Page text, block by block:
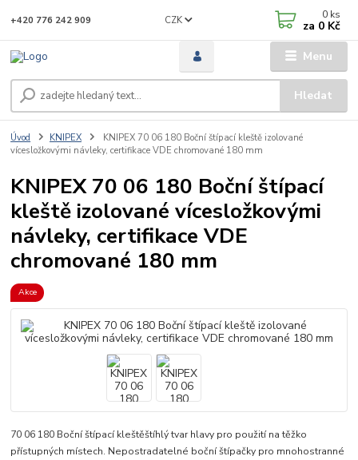
Menu
CZK
Hledat
+420 776 242 909 0 ks
za 0 Kč
Úvod KNIPEX
KNIPEX 70 06 180 Boční štípací kleště izolované
vícesložkovými návleky, certifikace VDE chromované 180 mm
KNIPEX 70 06 180 Boční štípací
kleště izolované vícesložkovými
návleky, certifikace VDE
chromované 180 mm
Akce
70 06 180 Boční štípací kleštěštíhlý tvar hlavy pro použití na těžko
přístupných místech. Nepostradatelné boční štípačky pro mnohostranné